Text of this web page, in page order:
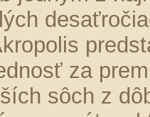
za
sôch z